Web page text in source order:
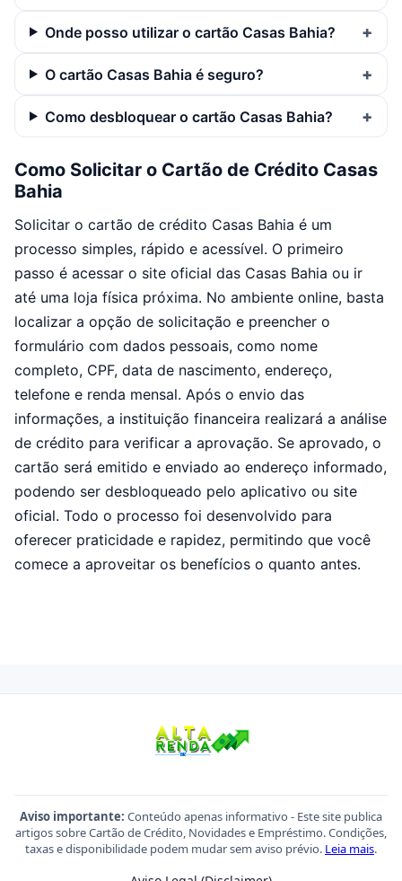
Onde posso utilizar o cartão Casas Bahia?
O cartão Casas Bahia é seguro?
Como desbloquear o cartão Casas Bahia?
Como Solicitar o Cartão de Crédito Casas
Bahia
Solicitar o cartão de crédito Casas Bahia é um
processo simples, rápido e acessível. O primeiro
passo é acessar o site oficial das Casas Bahia ou ir
até uma loja física próxima. No ambiente online, basta
localizar a opção de solicitação e preencher o
formulário com dados pessoais, como nome
completo, CPF, data de nascimento, endereço,
telefone e renda mensal. Após o envio das
informações, a instituição financeira realizará a análise
de crédito para verificar a aprovação. Se aprovado, o
cartão será emitido e enviado ao endereço informado,
podendo ser desbloqueado pelo aplicativo ou site
oficial. Todo o processo foi desenvolvido para
oferecer praticidade e rapidez, permitindo que você
comece a aproveitar os benefícios o quanto antes.
Aviso importante: Conteúdo apenas informativo - Este site publica
artigos sobre Cartão de Crédito, Novidades e Empréstimo. Condições,
taxas e disponibilidade podem mudar sem aviso prévio. Leia mais.